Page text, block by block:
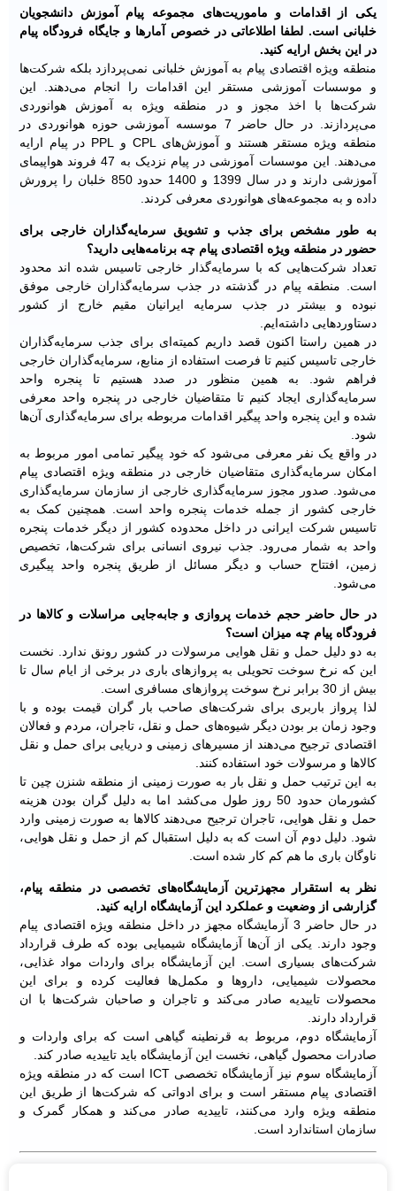
یکی از اقدامات و ماموریت‌های مجموعه پیام آموزش دانشجویان
خلبانی است. لطفا اطلاعاتی در خصوص آمارها و جایگاه فرودگاه پیام
در این بخش ارایه کنید.
منطقه ویژه اقتصادی پیام به آموزش خلبانی نمی‌پردازد بلکه شرکت‌ها
و موسسات آموزشی مستقر این اقدامات را انجام می‌دهند. این
شرکت‌ها با اخذ مجوز و در منطقه ویژه به آموزش هوانوردی
می‌پردازند. در حال حاضر 7 موسسه آموزشی حوزه هوانوردی در
منطقه ویژه مستقر هستند و آموزش‌های CPL و PPL در پیام ارایه
می‌دهند. این موسسات آموزشی در پیام نزدیک به 47 فروند هواپیمای
آموزشی دارند و در سال 1399 و 1400 حدود 850 خلبان را پرورش
داده و به مجموعه‌های هوانوردی معرفی کردند.
به طور مشخص برای جذب و تشویق سرمایه‌گذاران خارجی برای
حضور در منطقه ویژه اقتصادی پیام چه برنامه‌هایی دارید؟
تعداد شرکت‌هایی که با سرمایه‌گذار خارجی تاسیس شده اند محدود
است. منطقه پیام در گذشته در جذب سرمایه‌گذاران خارجی موفق
نبوده و بیشتر در جذب سرمایه ایرانیان مقیم خارج از کشور
دستاوردهایی داشته‌ایم.
در همین راستا اکنون قصد داریم کمیته‌ای برای جذب سرمایه‌گذاران
خارجی تاسیس کنیم تا فرصت استفاده از منابع، سرمایه‌گذاران خارجی
فراهم شود. به همین منظور در صدد هستیم تا پنجره واحد
سرمایه‌گذاری ایجاد کنیم تا متقاضیان خارجی در پنجره واحد معرفی
شده و این پنجره واحد پیگیر اقدامات مربوطه برای سرمایه‌گذاری آن‌ها
شود.
در واقع یک نفر معرفی می‌شود که خود پیگیر تمامی ‌امور مربوط به
امکان سرمایه‌گذاری متقاضیان خارجی در منطقه ویژه اقتصادی پیام
می‌شود. صدور مجوز سرمایه‌گذاری خارجی از سازمان سرمایه‌گذاری
خارجی کشور از جمله خدمات پنجره واحد است. همچنین کمک به
تاسیس شرکت ایرانی در داخل محدوده کشور از دیگر خدمات پنجره
واحد به شمار می‌رود. جذب نیروی انسانی برای شرکت‌ها، تخصیص
زمین، افتتاح حساب و دیگر مسائل از طریق پنجره واحد پیگیری
می‌شود.
در حال حاضر حجم خدمات پروازی و جابه‌جایی مراسلات و کالاها در
فرودگاه پیام چه میزان است؟
به دو دلیل حمل و نقل هوایی مرسولات در کشور رونق ندارد. نخست
این که نرخ سوخت تحویلی به پروازهای باری در برخی از ایام سال تا
بیش از 30 برابر نرخ سوخت پروازهای مسافری است.
لذا پرواز باربری برای شرکت‌های صاحب بار گران قیمت بوده و با
وجود زمان بر بودن دیگر شیوه‌های حمل و نقل، تاجران، مردم و فعالان
اقتصادی ترجیح می‌دهند از مسیرهای زمینی و دریایی برای حمل و نقل
کالاها و مرسولات خود استفاده کنند.
به این ترتیب حمل و نقل بار به صورت زمینی از منطقه شنزن چین تا
کشورمان حدود 50 روز طول می‌کشد اما به دلیل گران بودن هزینه
حمل و نقل هوایی، تاجران ترجیح می‌دهند کالاها به صورت زمینی وارد
شود. دلیل دوم آن است که به دلیل استقبال کم از حمل و نقل هوایی،
ناوگان باری ما هم کم کار شده است.
نظر به استقرار مجهزترین آزمایشگاه‌های تخصصی در منطقه پیام،
گزارشی از وضعیت و عملکرد این آزمایشگاه ارایه کنید.
در حال حاضر 3 آزمایشگاه مجهز در داخل منطقه ویژه اقتصادی پیام
وجود دارند. یکی از آن‌ها آزمایشگاه شیمیایی بوده که طرف قرارداد
شرکت‌های بسیاری است. این آزمایشگاه برای واردات مواد غذایی،
محصولات شیمیایی، داروها و مکمل‌ها فعالیت کرده و برای این
محصولات تاییدیه صادر می‌کند و تاجران و صاحبان شرکت‌ها با ان
قرارداد دارند.
آزمایشگاه دوم، مربوط به قرنطینه گیاهی است که برای واردات و
صادرات محصول گیاهی، نخست این آزمایشگاه باید تاییدیه صادر کند.
آزمایشگاه سوم نیز آزمایشگاه تخصصی ICT است که در منطقه ویژه
اقتصادی پیام مستقر است و برای ادواتی که شرکت‌ها از طریق این
منطقه ویژه وارد می‌کنند، تاییدیه صادر می‌کند و همکار گمرک و
سازمان استاندارد است.